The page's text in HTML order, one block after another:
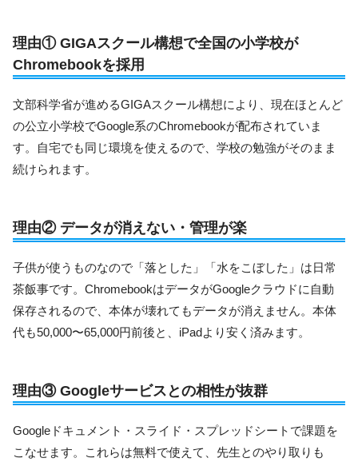
理由① GIGAスクール構想で全国の小学校が
Chromebookを採用
文部科学省が進めるGIGAスクール構想により、現在ほとんど
の公立小学校でGoogle系のChromebookが配布されていま
す。自宅でも同じ環境を使えるので、学校の勉強がそのまま
続けられます。
理由② データが消えない・管理が楽
子供が使うものなので「落とした」「水をこぼした」は日常
茶飯事です。ChromebookはデータがGoogleクラウドに自動
保存されるので、本体が壊れてもデータが消えません。本体
代も50,000〜65,000円前後と、iPadより安く済みます。
理由③ Googleサービスとの相性が抜群
Googleドキュメント・スライド・スプレッドシートで課題を
こなせます。これらは無料で使えて、先生とのやり取りも